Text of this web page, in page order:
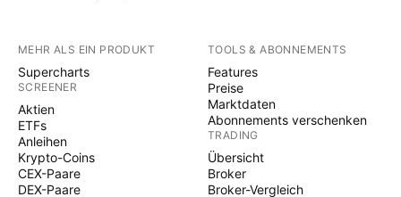
MEHR ALS EIN PRODUKT
Supercharts
SCREENER
Aktien
ETFs
Anleihen
Krypto-Coins
CEX-Paare
DEX-Paare
TOOLS & ABONNEMENTS
Features
Preise
Marktdaten
Abonnements verschenken
TRADING
Übersicht
Broker
Broker-Vergleich